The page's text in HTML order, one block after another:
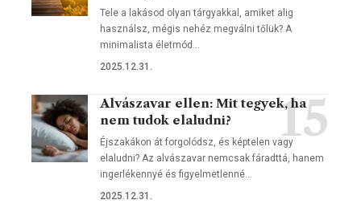
Tele a lakásod olyan tárgyakkal, amiket alig
használsz, mégis nehéz megválni tőlük? A
minimalista életmód…
2025.12.31.
Alvászavar ellen: Mit tegyek, ha
nem tudok elaludni?
Éjszakákon át forgolódsz, és képtelen vagy
elaludni? Az alvászavar nemcsak fáradttá, hanem
ingerlékennyé és figyelmetlenné…
2025.12.31.